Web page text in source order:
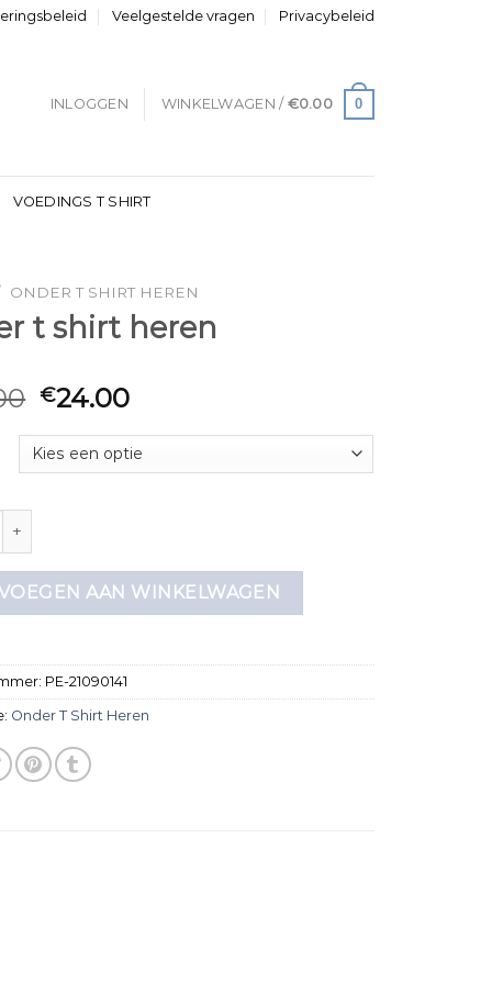
Veelgestelde vragen Privacybeleid
INLOGGEN WINKELWAGEN / €0.00 0
VOEDINGS T SHIRT
ONDER T SHIRT HEREN
t shirt heren
€24.00
heren aantal
AAN WINKELWAGEN
PE-21090141
Onder T Shirt Heren